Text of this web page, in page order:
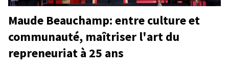
Maude Beauchamp: entre culture et
communauté, maîtriser l'art du
repreneuriat à 25 ans